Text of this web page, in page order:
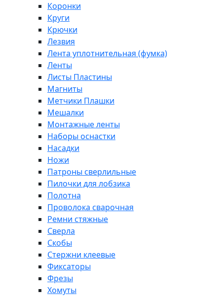
Коронки
Круги
Крючки
Лезвия
Лента уплотнительная (фумка)
Ленты
Листы Пластины
Магниты
Метчики Плашки
Мешалки
Монтажные ленты
Наборы оснастки
Насадки
Ножи
Патроны сверлильные
Пилочки для лобзика
Полотна
Проволока сварочная
Ремни стяжные
Сверла
Скобы
Стержни клеевые
Фиксаторы
Фрезы
Хомуты